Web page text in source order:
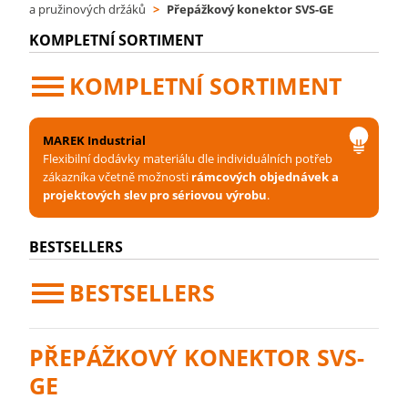
a pružinových držáků > Přepážkový konektor SVS-GE
KOMPLETNÍ SORTIMENT
KOMPLETNÍ SORTIMENT
MAREK Industrial
Flexibilní dodávky materiálu dle individuálních potřeb
zákazníka včetně možnosti rámcových objednávek a
projektových slev pro sériovou výrobu.
BESTSELLERS
BESTSELLERS
PŘEPÁŽKOVÝ KONEKTOR SVS-
GE